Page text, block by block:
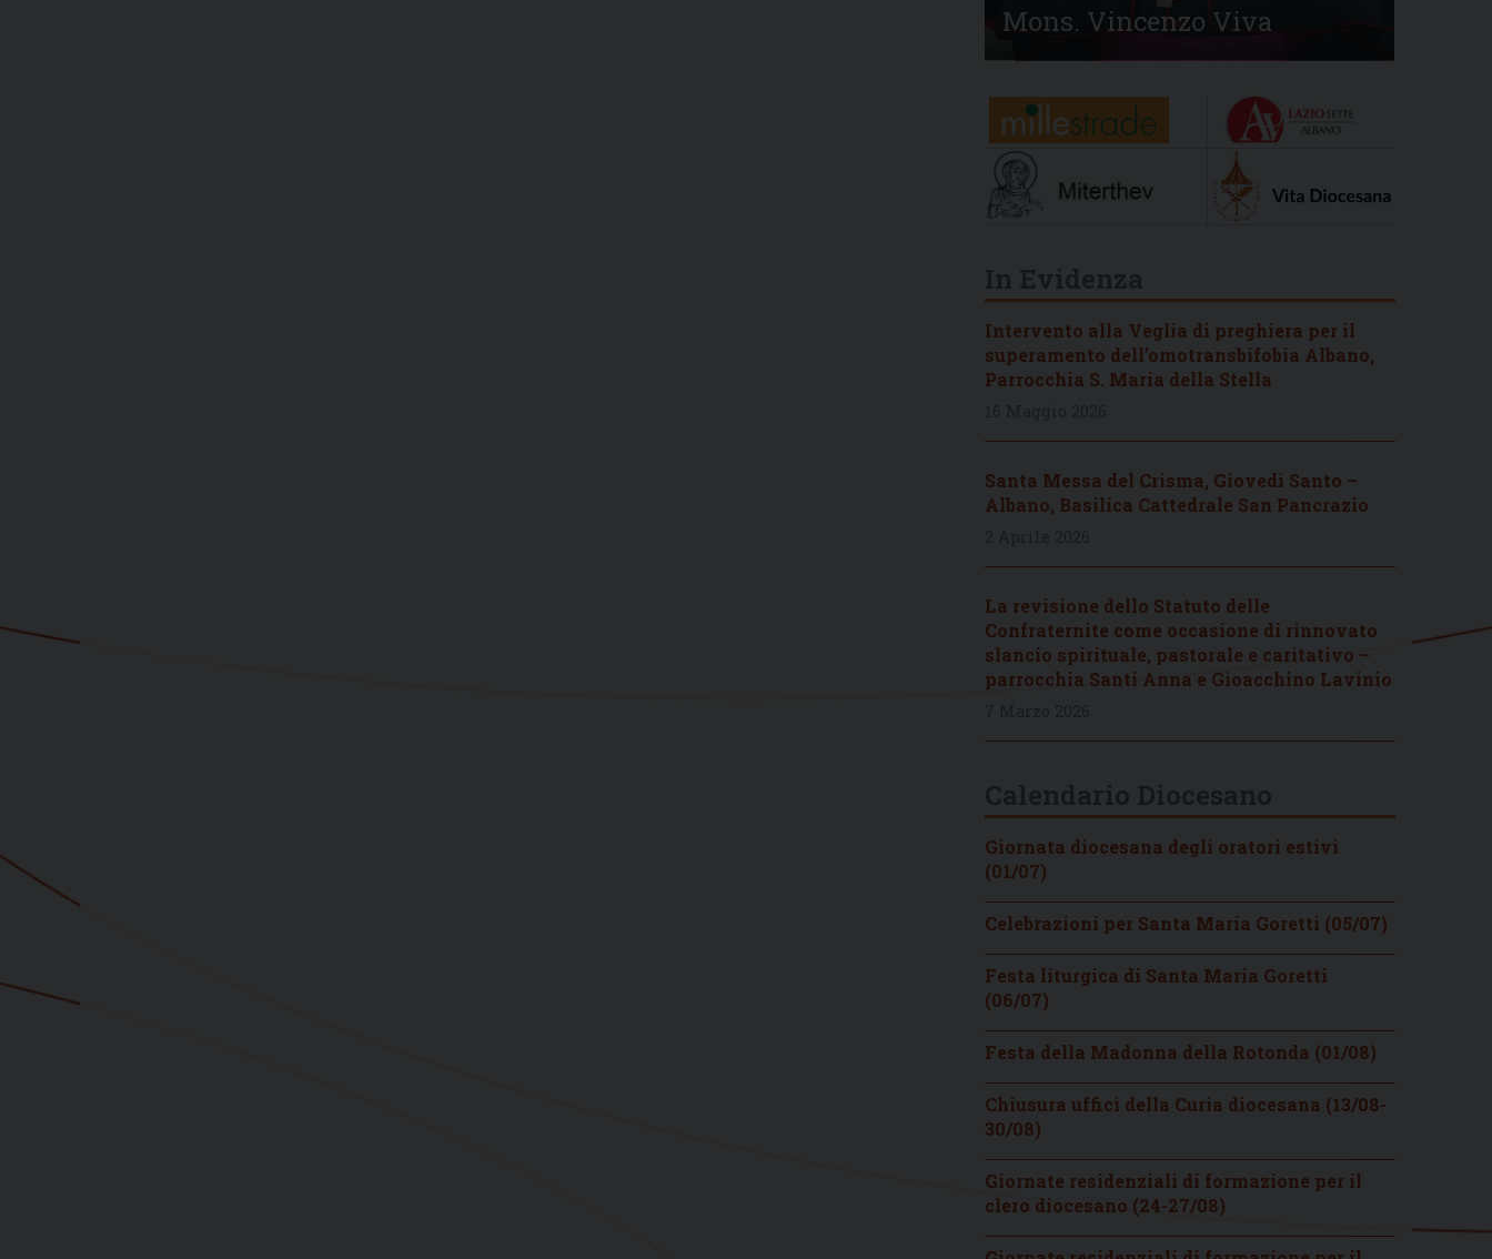
Mons. Vincenzo Viva
Intervento alla Veglia di preghiera per il
superamento dell’omotransbifobia Albano,
Parrocchia S. Maria della Stella
Santa Messa del Crisma, Giovedì Santo –
Albano, Basilica Cattedrale San Pancrazio
La revisione dello Statuto delle
Confraternite come occasione di rinnovato
slancio spirituale, pastorale e caritativo –
parrocchia Santi Anna e Gioacchino Lavinio
Giornata diocesana degli oratori estivi
(01/07)
Celebrazioni per Santa Maria Goretti (05/07)
Festa liturgica di Santa Maria Goretti
(06/07)
Festa della Madonna della Rotonda (01/08)
Chiusura uffici della Curia diocesana (13/08-
30/08)
Giornate residenziali di formazione per il
clero diocesano (24-27/08)